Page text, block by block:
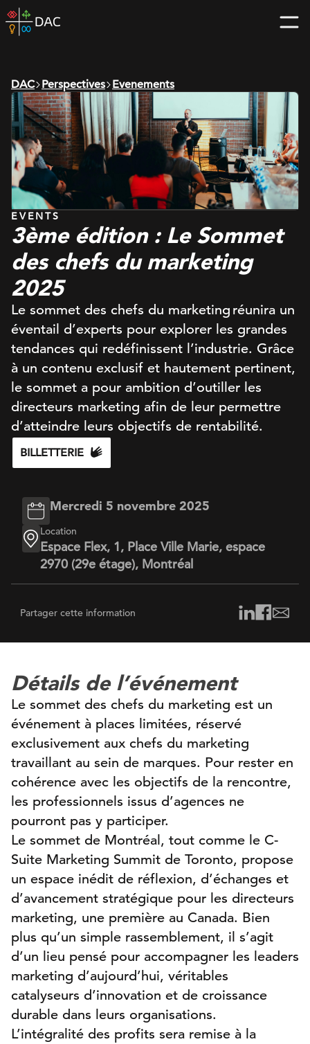
Skip
to
home
DAC Perspectives Evenements
EVENTS
3ème édition : Le Sommet
des chefs du marketing
2025
Le sommet des chefs du marketing réunira un
éventail d’experts pour explorer les grandes
tendances qui redéfinissent l’industrie. Grâce
à un contenu exclusif et hautement pertinent,
le sommet a pour ambition d’outiller les
directeurs marketing afin de leur permettre
d’atteindre leurs objectifs de rentabilité.
BILLETTERIE
Mercredi 5 novembre 2025
Location
Espace Flex, 1, Place Ville Marie, espace
2970 (29e étage), Montréal
Partager cette information
Détails de l’événement
Le sommet des chefs du marketing est un
événement à places limitées, réservé
exclusivement aux chefs du marketing
travaillant au sein de marques. Pour rester en
cohérence avec les objectifs de la rencontre,
les professionnels issus d’agences ne
pourront pas y participer.
Le sommet de Montréal, tout comme le C-
Suite Marketing Summit de Toronto, propose
un espace inédit de réflexion, d’échanges et
d’avancement stratégique pour les directeurs
marketing, une première au Canada. Bien
plus qu’un simple rassemblement, il s’agit
d’un lieu pensé pour accompagner les leaders
marketing d’aujourd’hui, véritables
catalyseurs d’innovation et de croissance
durable dans leurs organisations.
L’intégralité des profits sera remise à la